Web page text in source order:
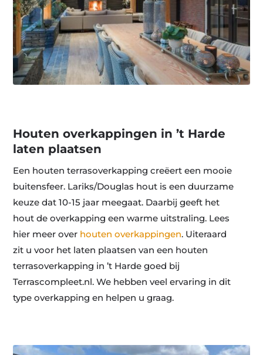
Houten overkappingen in ’t Harde
laten plaatsen
Een houten terrasoverkapping creëert een mooie
buitensfeer. Lariks/Douglas hout is een duurzame
keuze dat 10-15 jaar meegaat. Daarbij geeft het
hout de overkapping een warme uitstraling. Lees
hier meer over houten overkappingen. Uiteraard
zit u voor het laten plaatsen van een houten
terrasoverkapping in ’t Harde goed bij
Terrascompleet.nl. We hebben veel ervaring in dit
type overkapping en helpen u graag.